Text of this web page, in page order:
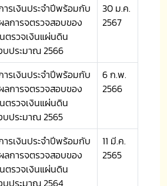
ารเงินประจำปีพร้อมกับ
ลการจตรวจสอบของ
ตรวจเงินแผ่นดิน
บประมาณ 2566
30 ม.ค.
2567
ารเงินประจำปีพร้อมกับ
ลการจตรวจสอบของ
ตรวจเงินแผ่นดิน
บประมาณ 2565
6 ก.พ.
2566
ารเงินประจำปีพร้อมกับ
ลการจตรวจสอบของ
ตรวจเงินแผ่นดิน
บประมาณ 2564
11 มี.ค.
2565